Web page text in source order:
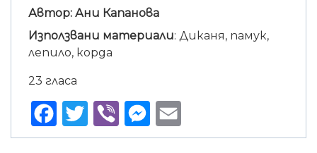
Автор: Ани Капанова
Използвани материали: Диканя, памук,
лепило, корда
23 гласа
FacebookTwitterViber Messenger